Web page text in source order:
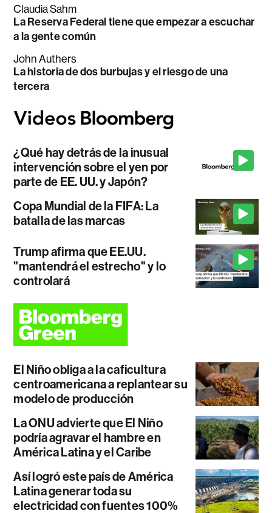
Claudia Sahm
La Reserva Federal tiene que empezar a escuchar
a la gente común
John Authers
La historia de dos burbujas y el riesgo de una
tercera
¿Qué hay detrás de la inusual
intervención sobre el yen por
parte de EE. UU. y Japón?
Copa Mundial de la FIFA: La
batalla de las marcas
Trump afirma que EE.UU.
"mantendrá el estrecho" y lo
controlará
El Niño obliga a la caficultura
centroamericana a replantear su
modelo de producción
La ONU advierte que El Niño
podría agravar el hambre en
América Latina y el Caribe
Así logró este país de América
Latina generar toda su
electricidad con fuentes 100%